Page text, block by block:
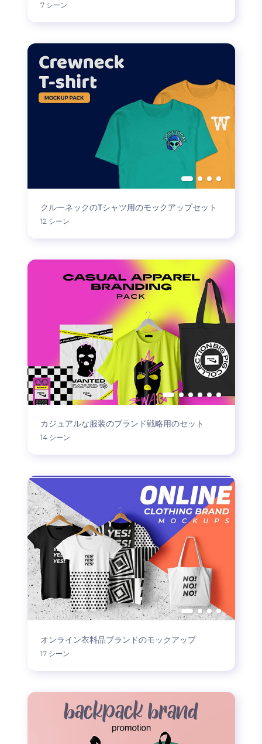
7 シーン
クルーネックのTシャツ用のモックアップセット
12 シーン
カジュアルな服装のブランド戦略用のセット
14 シーン
オンライン衣料品ブランドのモックアップ
17 シーン